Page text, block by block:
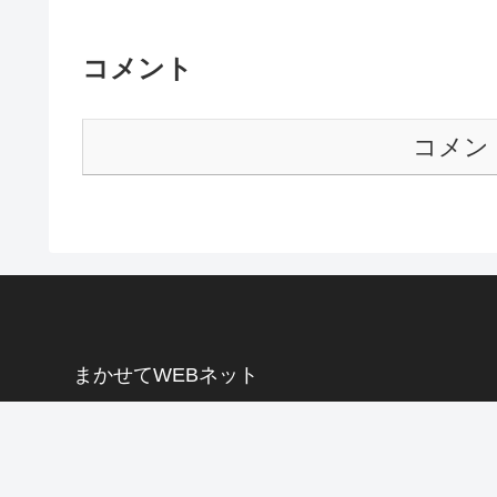
コメント
コメン
まかせてWEBネット